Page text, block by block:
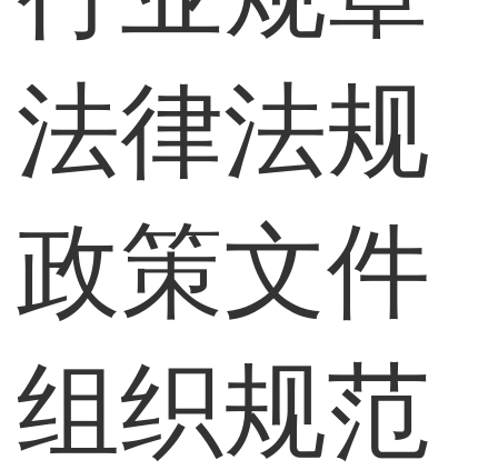
法律法规
政策文件
组织规范